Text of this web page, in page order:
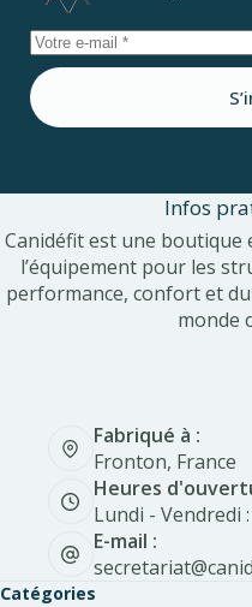
Infos
Canidéfit est une boutique
l’équipement pour les
performance, confort et
monde
Fabriqué à :
Fronton, France
Heures
Lundi - Vendredi
E-mail :
Catégories